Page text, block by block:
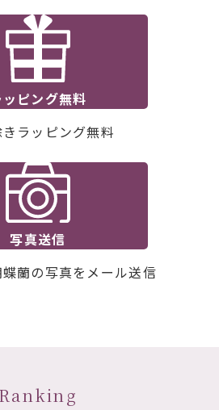
ッピング無料
ラッピング無料
写真送信
蘭の写真をメール送信
Ranking